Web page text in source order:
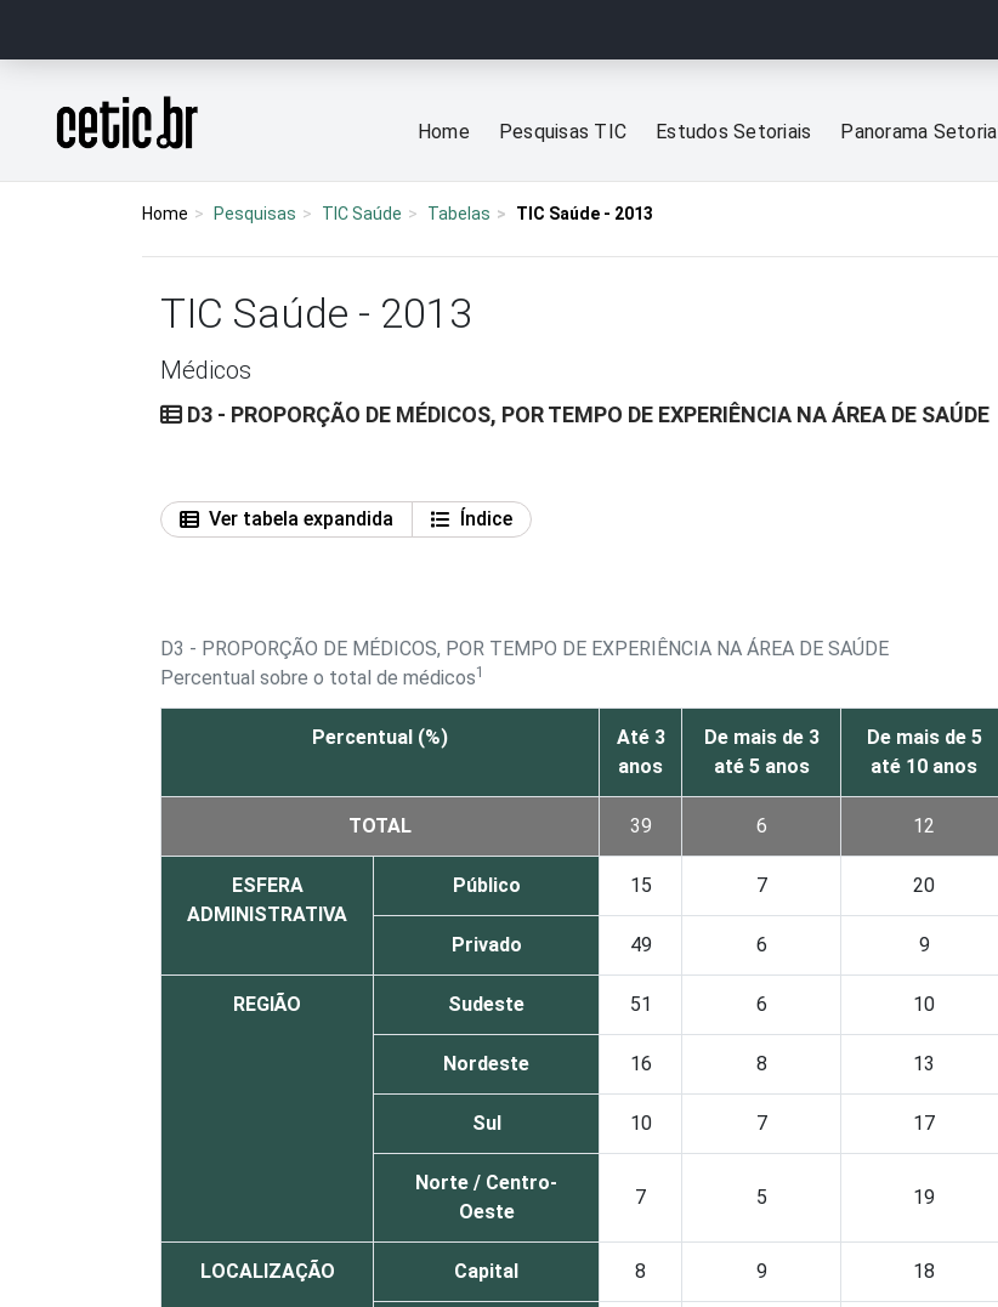
Página inicial
Home Pesquisas TIC Estudos Setoriais Panorama Setorial
Home Pesquisas TIC Saúde Tabelas TIC Saúde - 2013
TIC Saúde - 2013
Médicos
D3 - PROPORÇÃO DE MÉDICOS, POR TEMPO DE EXPERIÊNCIA NA ÁREA DE SAÚDE
Ver tabela expandida
Índice
D3 - PROPORÇÃO DE MÉDICOS, POR TEMPO DE EXPERIÊNCIA NA ÁREA DE SAÚDE
Percentual sobre o total de médicos1
Percentual (%)
Até 3
anos
De mais de 3
até 5 anos
De mais de 5
até 10 anos
TOTAL 39 6 12
ESFERA
ADMINISTRATIVA
Público 15 7 20
Privado 49 6 9
REGIÃO Sudeste 51 6 10
Nordeste 16 8 13
Sul 10 7 17
Norte / Centro-
Oeste
7 5 19
LOCALIZAÇÃO Capital 8 9 18